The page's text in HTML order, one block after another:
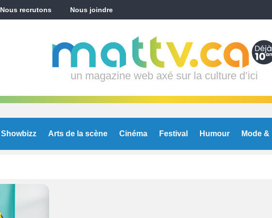
Nous recrutons Nous joindre
un magazine web axé sur la culture d’ici
Showbizz Arts de la scène Cinéma Festival Humour Mode